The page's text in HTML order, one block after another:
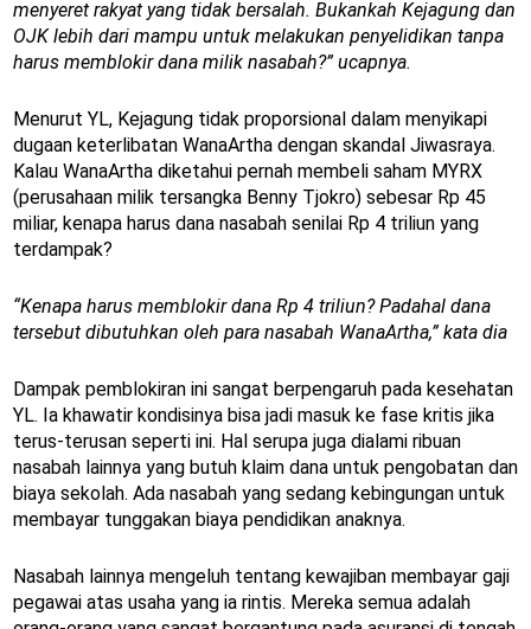
menyeret rakyat yang tidak bersalah. Bukankah Kejagung dan
OJK lebih dari mampu untuk melakukan penyelidikan tanpa
harus memblokir dana milik nasabah?” ucapnya.
Menurut YL, Kejagung tidak proporsional dalam menyikapi
dugaan keterlibatan WanaArtha dengan skandal Jiwasraya.
Kalau WanaArtha diketahui pernah membeli saham MYRX
(perusahaan milik tersangka Benny Tjokro) sebesar Rp 45
miliar, kenapa harus dana nasabah senilai Rp 4 triliun yang
terdampak?
“Kenapa harus memblokir dana Rp 4 triliun? Padahal dana
tersebut dibutuhkan oleh para nasabah WanaArtha,” kata dia
Dampak pemblokiran ini sangat berpengaruh pada kesehatan
YL. Ia khawatir kondisinya bisa jadi masuk ke fase kritis jika
terus-terusan seperti ini. Hal serupa juga dialami ribuan
nasabah lainnya yang butuh klaim dana untuk pengobatan dan
biaya sekolah. Ada nasabah yang sedang kebingungan untuk
membayar tunggakan biaya pendidikan anaknya.
Nasabah lainnya mengeluh tentang kewajiban membayar gaji
pegawai atas usaha yang ia rintis. Mereka semua adalah